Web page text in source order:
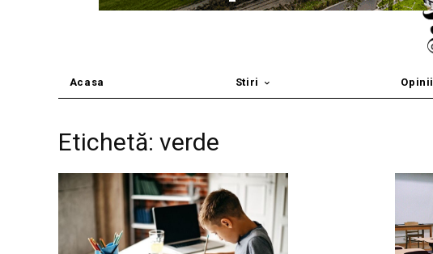
Acasa Stiri Opinii
Etichetă: verde